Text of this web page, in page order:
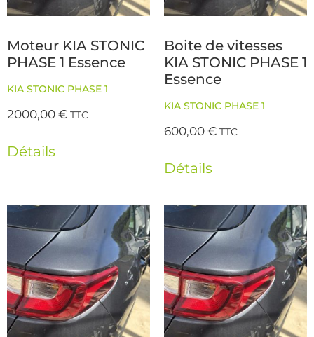
Moteur KIA STONIC
PHASE 1 Essence
KIA STONIC PHASE 1
2000,00€ TTC
Détails
Boite de vitesses
KIA STONIC PHASE 1
Essence
KIA STONIC PHASE 1
600,00€ TTC
Détails